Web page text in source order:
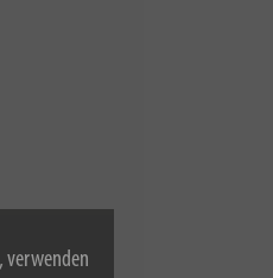
verwenden